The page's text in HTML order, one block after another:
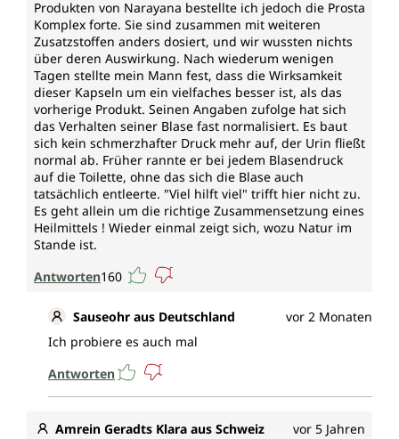
Wirkungsspektrum*
Vitamin E
trägt bei zum Schutz der Zellen vor oxidativem
Stress.
Zink
trägt zur Erhaltung eines normalen
Testosteronspiegels im Blut, zu einer normalen
Fruchtbarkeit und einer normalen Reproduktion, zur
normalen DNA-Synthese, zur normalen
Eiweißsynthese, zum Schutz der Zellen vor
oxidativem Stress, zur normalen Funktion des
Immunsystems, zur Erhaltung normaler Sehkraft, zur
Erhaltung normaler Knochen, Haut, Haare und Nägel,
zu einem normalen Säure-Basen-Stoffwechsel, zum
normalen Kohlenhydrat-Stoffwechsel, zum normalen
Stoffwechsel von Makronährstoffen, zum normalen
Fettsäurestoffwechsel, zu einer normalen kognitiven
Funktion bei und hat eine Funktion bei der
Zellteilung.
Produkten von Narayana bestellte ich jedoch die Prosta
Komplex forte. Sie sind zusammen mit weiteren
Zusatzstoffen anders dosiert, und wir wussten nichts
über deren Auswirkung. Nach wiederum wenigen
Tagen stellte mein Mann fest, dass die Wirksamkeit
dieser Kapseln um ein vielfaches besser ist, als das
vorherige Produkt. Seinen Angaben zufolge hat sich
das Verhalten seiner Blase fast normalisiert. Es baut
sich kein schmerzhafter Druck mehr auf, der Urin fließt
normal ab. Früher rannte er bei jedem Blasendruck
auf die Toilette, ohne das sich die Blase auch
tatsächlich entleerte. "Viel hilft viel" trifft hier nicht zu.
Es geht allein um die richtige Zusammensetzung eines
Heilmittels ! Wieder einmal zeigt sich, wozu Natur im
Stande ist.
Antworten160
Sauseohr aus Deutschland
vor 2 Monaten
Ich probiere es auch mal
Antworten
Amrein Geradts Klara aus Schweiz vor 5 Jahren